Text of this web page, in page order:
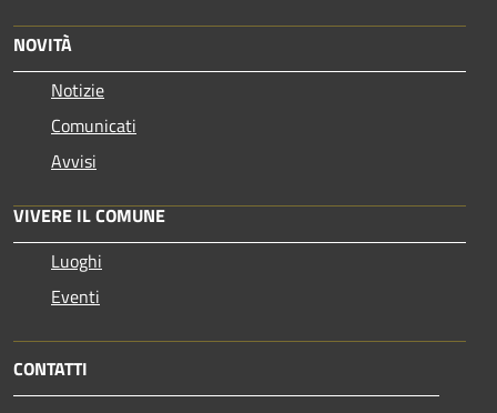
NOVITÀ
Notizie
Comunicati
Avvisi
VIVERE IL COMUNE
Luoghi
Eventi
CONTATTI